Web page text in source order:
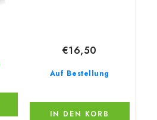
Auf Bestellung
€16,50
IN DEN KORB